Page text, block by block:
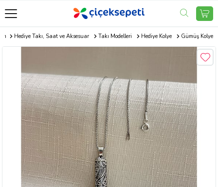
Hediye Takı, Saat ve Aksesuar Takı Modelleri Hediye Kolye Gümüş Kolye